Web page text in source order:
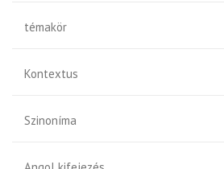
témakör
Kontextus
Szinoníma